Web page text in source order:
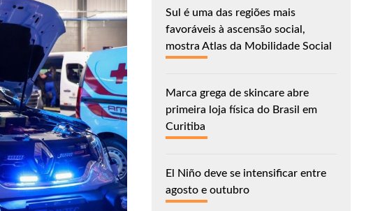
Sul é uma das regiões mais
favoráveis à ascensão social,
mostra Atlas da Mobilidade Social
Marca grega de skincare abre
primeira loja física do Brasil em
Curitiba
El Niño deve se intensificar entre
agosto e outubro